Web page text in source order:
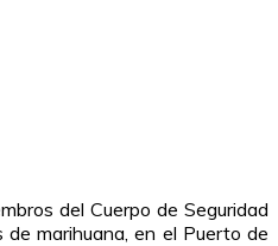
del Cuerpo de Seguridad
marihuana, en el Puerto de